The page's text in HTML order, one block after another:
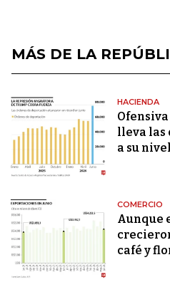
MÁS DE LA
HACIENDA
lleva las
a su
COMERCIO
Aunque
café y